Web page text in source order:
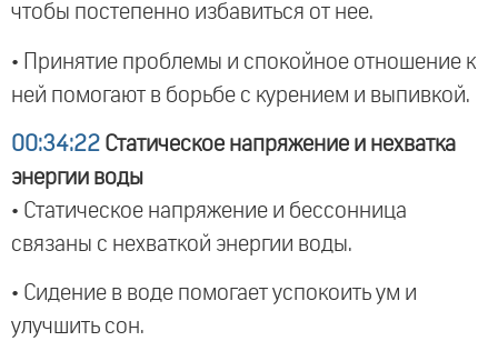
чтобы постепенно избавиться от нее.
• Принятие проблемы и спокойное отношение к
ней помогают в борьбе с курением и выпивкой.
00:34:22 Статическое напряжение и нехватка
энергии воды
• Статическое напряжение и бессонница
связаны с нехваткой энергии воды.
• Сидение в воде помогает успокоить ум и
улучшить сон.